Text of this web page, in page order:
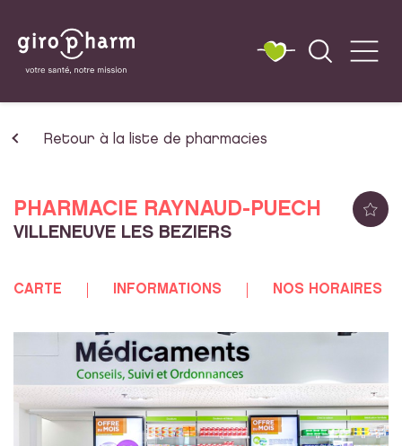
Retour à la liste de pharmacies
PHARMACIE RAYNAUD-PUECH
VILLENEUVE LES BEZIERS
CARTE INFORMATIONS NOS HORAIRES